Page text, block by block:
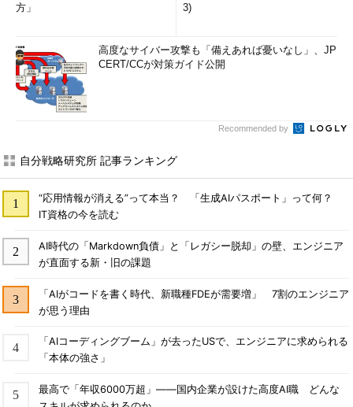
方」
3)
高度なサイバー攻撃も「備えあれば憂いなし」、JP
CERT/CCが対策ガイド公開
Recommended by
自分戦略研究所 記事ランキング
“応用情報が消える”って本当？ 「生成AIパスポート」って何？
IT資格の今を読む
AI時代の「Markdown負債」と「レガシー脱却」の壁、エンジニア
が直面する新・旧の課題
「AIがコードを書く時代、新職種FDEが需要増」 7割のエンジニア
が思う理由
「AIコーディングブーム」が去ったUSで、エンジニアに求められる
「本体の強さ」
最高で「年収6000万超」――国内企業が設けた高度AI職 どんな